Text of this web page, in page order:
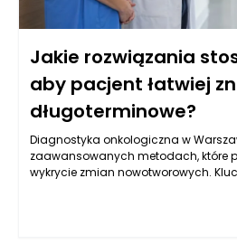
Jakie rozwiązania
aby pacjent łatwiej
długoterminowe?
Diagnostyka onkologiczna w
zaawansowanych metodach, które
wykrycie zmian nowotworowych.